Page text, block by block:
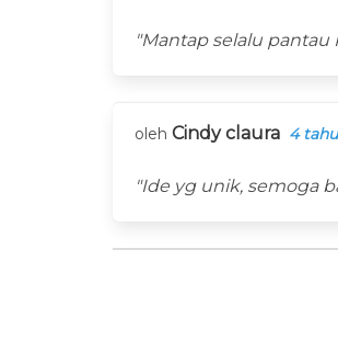
"Mantap selalu
oleh Cindy claura 4
"Ide yg unik, semoga